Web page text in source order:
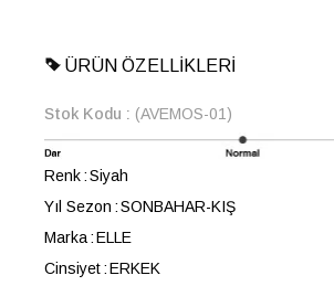
ÜRÜN ÖZELLIKLERI
Stok Kodu (AVEMOS-01)
Renk Siyah
Yıl Sezon SONBAHAR-KIŞ
Marka ELLE
Cinsiyet ERKEK